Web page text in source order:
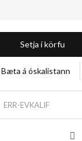
Setja í körfu
Bæta á óskalistann
ERR-EVKALIF